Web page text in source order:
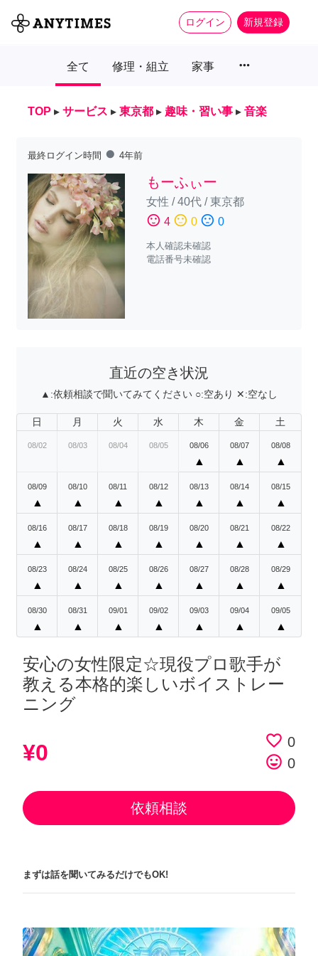
ログイン 新規登録
全て 修理・組立 家事 more_horiz
TOP ▸ サービス ▸ 東京都 ▸ 趣味・習い事 ▸ 音楽
最終ログイン時間 fiber_manual_record 4年前
もーふぃー
女性 /40代/東京都
sentiment_satisfied 4 sentiment_neutral 0 sentiment_dissatisfied 0
本人確認未確認
電話番号未確認
直近の空き状況
▲:依頼相談で聞いてみてください ○:空あり ✕:空なし
日 月 火 水 木 金 土
08/02 08/03 08/04 08/05 08/06
▲
08/07
▲
08/08
▲
08/09
▲
08/10
▲
08/11
▲
08/12
▲
08/13
▲
08/14
▲
08/15
▲
08/16
▲
08/17
▲
08/18
▲
08/19
▲
08/20
▲
08/21
▲
08/22
▲
08/23
▲
08/24
▲
08/25
▲
08/26
▲
08/27
▲
08/28
▲
08/29
▲
08/30
▲
08/31
▲
09/01
▲
09/02
▲
09/03
▲
09/04
▲
09/05
▲
安心の女性限定☆現役プロ歌手が
教える本格的楽しいボイストレー
ニング
¥0 favorite_border 0
tag_faces 0
依頼相談
まずは話を聞いてみるだけでもOK!